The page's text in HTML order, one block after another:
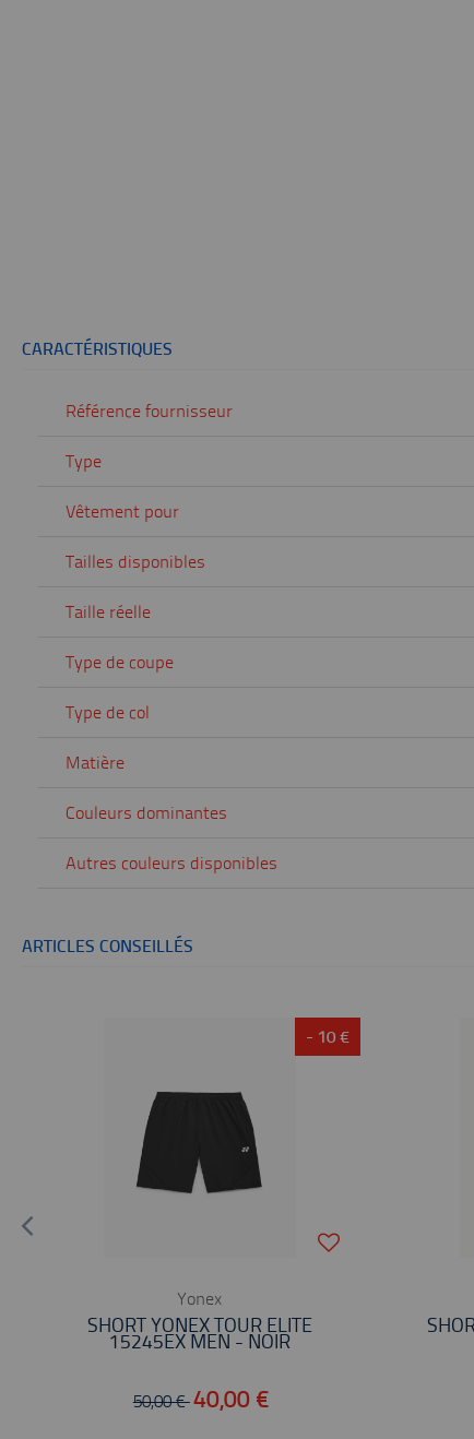
CARACTÉRISTIQUES
Référence fournisseur
Type
Vêtement pour
Tailles disponibles
Taille réelle
Type de coupe
Type de col
Matière
Couleurs dominantes
Autres couleurs disponibles
ARTICLES CONSEILLÉS
- 10 €
Yonex
SHORT YONEX TOUR ELITE
15245EX MEN - NOIR
50,00 €40,00 €